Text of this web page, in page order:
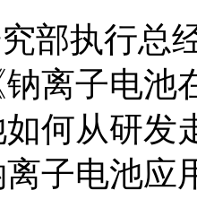
部执行总
离子电池
何从研发
子电池应